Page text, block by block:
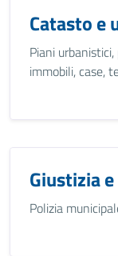
Catasto e
Piani
immobili, case,
Giustizia
Polizia